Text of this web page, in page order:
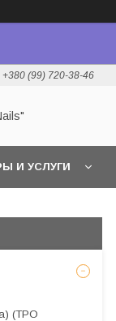
+380 (99) 720-38-46
И УСЛУГИ
(TPO